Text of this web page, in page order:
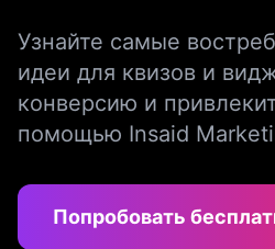
Узнайте самые
идеи для квизов и
конверсию и
помощью Insaid
Попробовать